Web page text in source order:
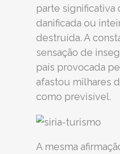
parte significativa
danificada ou
destruída. A
sensação de
país provocada
afastou milhares
como previsível.
A mesma